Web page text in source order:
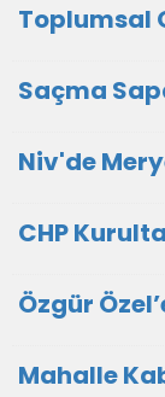
Toplumsal
Saçma
Niv'de
CHP
Özgür
Mahalle